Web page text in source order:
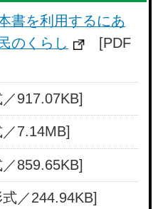
書を利用するにあ
のくらし
[PDF
917.07KB]
7.14MB]
859.65KB]
式／244.94KB]